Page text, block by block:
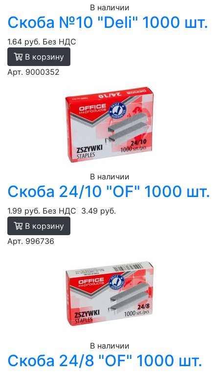
В наличии
Скоба №10 "Deli" 1000 шт.
1.64 руб. Без НДС
В корзину
Арт. 9000352
В наличии
Скоба 24/10 "OF" 1000 шт.
1.99 руб. Без НДС 3.49 руб.
В корзину
Арт. 996736
В наличии
Скоба 24/8 "OF" 1000 шт.